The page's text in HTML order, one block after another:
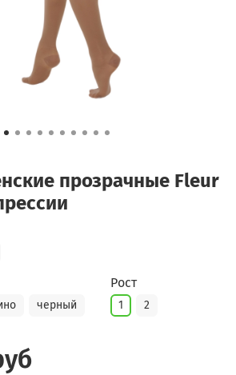
прозрачные Fleur
черный
Рост
1 2